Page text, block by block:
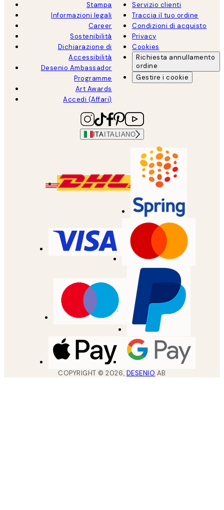
Stampa
Informazioni legali
Career
Sostenibilità
Dichiarazione di
Accessibilità
Desenio Ambassador
Programme
Art Awards
Accedi (Affari)
Servizio clienti
Traccia il tuo ordine
Condizioni di acquisto
Privacy
Cookies
Richiesta annullamento
ordine
Gestire i cookie
ITA ITALIANO
COPYRIGHT ©2026, DESENIO AB